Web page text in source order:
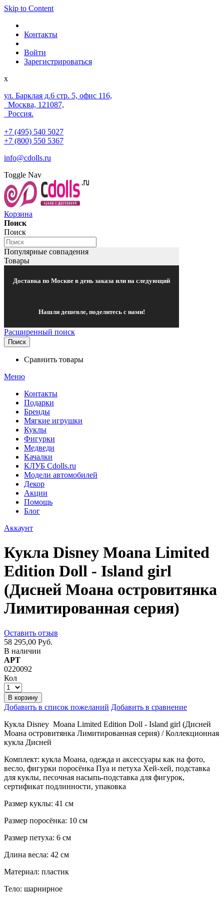
Skip to Content
Контакты
Войти
Зарегистрироваться
x
ул. Барклая д.6 стр. 5, офис 116,
Москва, 121087,
Россия.
+7 (495) 540 5027
+7 (800) 550 5367
info@cdolls.ru
Toggle Nav
Корзина
Поиск
Поиск
Популярные совпадения
Товары
Доставка по Москве в день заказа или на следующий
Нашли дешевле, поделитесь с нами!
Расширенный поиск
Поиск
Сравнить товары
Меню
Контакты
Подарки
Бренды
Мягкие игрушки
Куклы
Фигурки
Медведи
Качалки
КЛУБ Cdolls.ru
Модели автомобилей
Декор
Акции
Помощь
Блог
Аккаунт
Кукла Disney Moana Limited
Edition Doll - Island girl
(Дисней Моана островитянка
Лимитированная серия)
Оставить отзыв
58 295,00 Руб.
В наличии
АРТ
0220092
Кол
В корзину
Добавить в список пожеланий Добавить в сравнение
Кукла Disney Moana Limited Edition Doll - Island girl (Дисней
Моана островитянка Лимитированная серия) / Коллекционная
кукла Дисней
Комплект: кукла Моана, одежда и аксессуары как на фото,
весло, фигурки поросёнка Пуа и петуха Хей-хей, подставка
для куклы, песочная насыпь-подставка для фигурок,
сертификат подлинности, упаковка
Размер куклы: 41 см
Размер поросёнка: 10 см
Размер петуха: 6 см
Длина весла: 42 см
Материал: пластик
Тело: шарнирное